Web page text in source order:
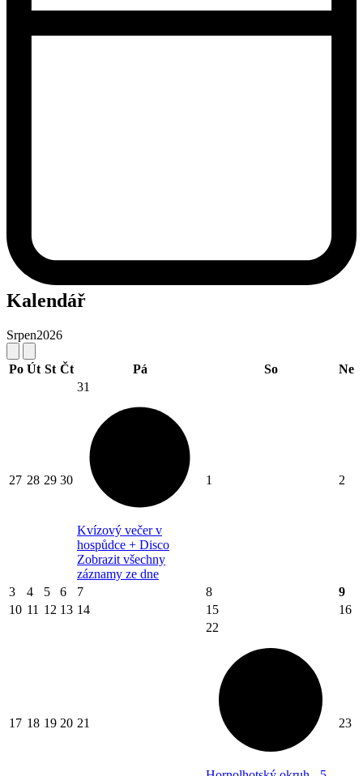
Kalendář
Srpen2026
Po Út St Čt Pá So Ne
27 28 29 30
31
Kvízový večer v
hospůdce + Disco
Zobrazit všechny
záznamy ze dne
1 2
3 4 5 6 7 8
9
10 11 12 13 14 15 16
17 18 19 20 21
22
23